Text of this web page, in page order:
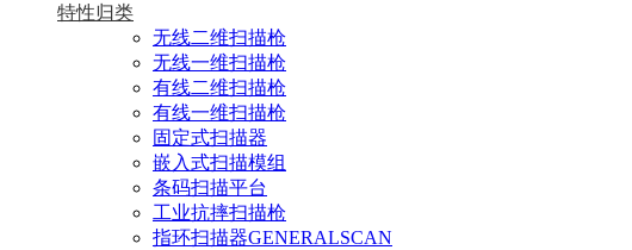
特性归类
无线二维扫描枪
无线一维扫描枪
有线二维扫描枪
有线一维扫描枪
固定式扫描器
嵌入式扫描模组
条码扫描平台
工业抗摔扫描枪
指环扫描器GENERALSCAN